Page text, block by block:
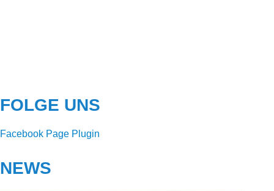
FOLGE UNS
Facebook Page Plugin
NEWS